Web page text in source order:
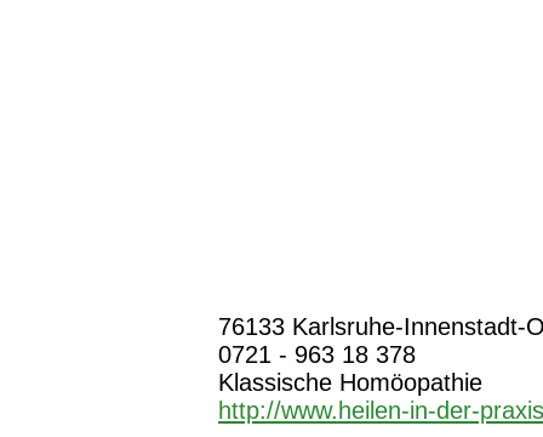
76133 Karlsruhe-Innenstadt-
0721 - 963 18 378
Klassische Homöopathie
http://www.heilen-in-der-